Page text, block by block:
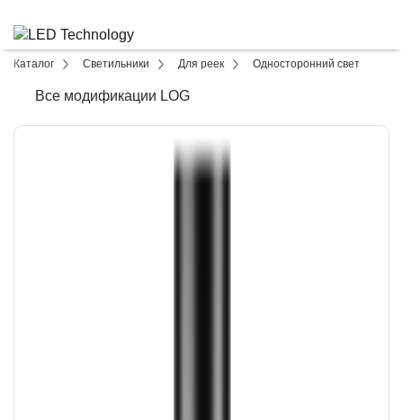
Каталог Светильники Для реек Односторонний свет
Все модификации LOG